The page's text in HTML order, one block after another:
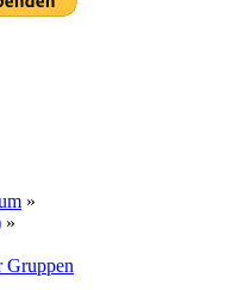
»
»
Gruppen